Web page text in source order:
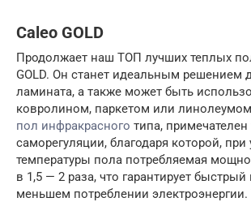
Caleo GOLD
Продолжает наш ТОП лучших теплых
GOLD. Он станет идеальным решением
ламината, а также может быть
ковролином, паркетом или
пол инфракрасного типа, примечателен
саморегуляции, благодаря которой, при
температуры пола потребляемая
в 1,5 — 2 раза, что гарантирует быстрый
меньшем потреблении электроэнергии.